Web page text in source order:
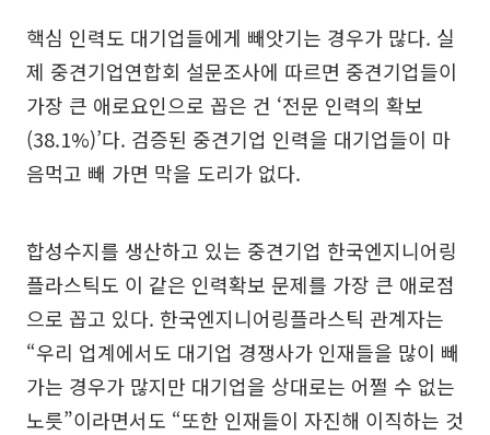
핵심 인력도 대기업들에게 빼앗기는 경우가 많다. 실
제 중견기업연합회 설문조사에 따르면 중견기업들이
가장 큰 애로요인으로 꼽은 건 ‘전문 인력의 확보
(38.1%)’다. 검증된 중견기업 인력을 대기업들이 마
음먹고 빼 가면 막을 도리가 없다.
합성수지를 생산하고 있는 중견기업 한국엔지니어링
플라스틱도 이 같은 인력확보 문제를 가장 큰 애로점
으로 꼽고 있다. 한국엔지니어링플라스틱 관계자는
“우리 업계에서도 대기업 경쟁사가 인재들을 많이 빼
가는 경우가 많지만 대기업을 상대로는 어쩔 수 없는
노릇”이라면서도 “또한 인재들이 자진해 이직하는 것